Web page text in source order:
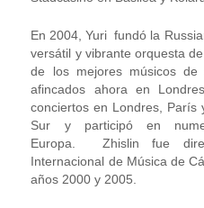
En 2004, Yuri fundó la
versátil y vibrante orquesta
de los mejores músicos
afincados ahora en
conciertos en Londres, París
Sur y participó en
Europa. Zhislin fue
Internacional de Música de
años 2000 y 2005.